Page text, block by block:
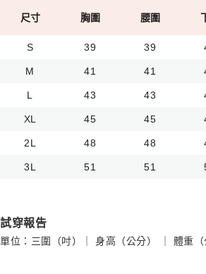
尺寸 胸圍 腰圍
S 39 39
M 41 41
L 43 43
XL 45 45
2L 48 48
3L 51 51
試穿報告
單位：三圍（吋）｜ 身高（公分） ｜ 體重（